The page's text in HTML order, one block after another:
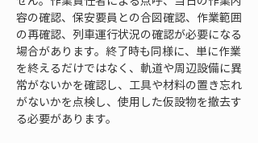
容の確認、保安要員との合図確認、作業範囲
の再確認、列車運行状況の確認が必要になる
場合があります。終了時も同様に、単に作業
を終えるだけではなく、軌道や周辺設備に異
常がないかを確認し、工具や材料の置き忘れ
がないかを点検し、使用した仮設物を撤去す
る必要があります。